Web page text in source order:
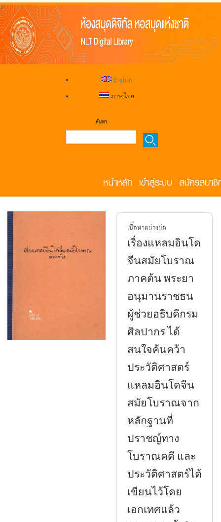
English
ภาษาไทย
ค้นหา
เนื้อหาอย่างย่อ
เรื่องแหลมอินโด
จีนสมัยโบราณ
ภาคต้น พระยา
อนุมานราชธน
ผู้ช่วยอธิบดีกรม
ศิลปากร ได้
สนใจค้นคว้า
ประวัติศาสตร์
แหลมอินโดจีน
สมัยโบราณจาก
หลักฐานที่
ปราชญ์ทาง
โบราณคดี และ
ประวัติศาสตร์ได้
เขียนไว้โดย
เอกเทศแล้ว